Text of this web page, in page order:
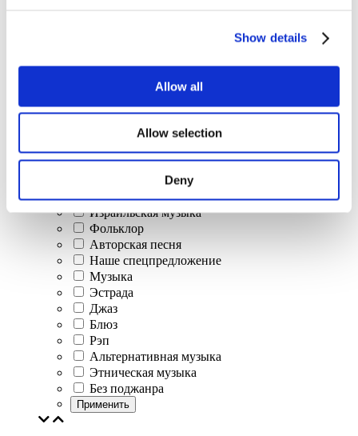
Show details
Allow all
Allow selection
Deny
Классическая музыка
Поп-музыка
Джаз и блюз
Израильская музыка
Фольклор
Авторская песня
Наше спецпредложение
Музыка
Эстрада
Джаз
Блюз
Рэп
Альтернативная музыка
Этническая музыка
Без поджанра
Применить